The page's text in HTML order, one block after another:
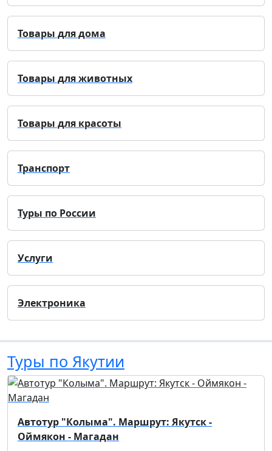
Товары для дома
Товары для животных
Товары для красоты
Транспорт
Туры по России
Услуги
Электроника
Туры по Якутии
Автотур "Колыма". Маршрут: Якутск -
Оймякон - Магадан